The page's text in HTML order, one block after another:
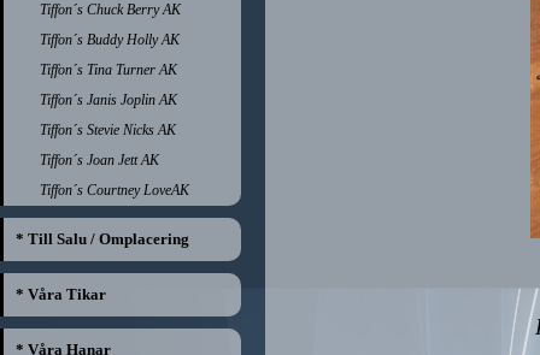
Tiffon´s Chuck Berry AK
Tiffon´s Buddy Holly AK
Tiffon´s Tina Turner AK
Tiffon´s Janis Joplin AK
Tiffon´s Stevie Nicks AK
Tiffon´s Joan Jett AK
Tiffon´s Courtney LoveAK
* Till Salu / Omplacering
* Våra Tikar
* Våra Hanar